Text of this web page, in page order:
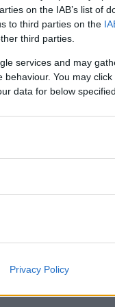
on the IAB’s list of
to third parties on the
third parties.
services and may
You may
data for below
Privacy Policy
Thomas
Bilen är nu
försvinna.
Läs hela
2020? Alla
Senast